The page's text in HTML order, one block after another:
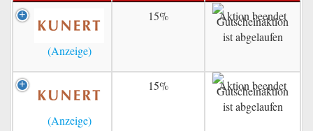
15% Aktion beendet
15% Aktion beendet